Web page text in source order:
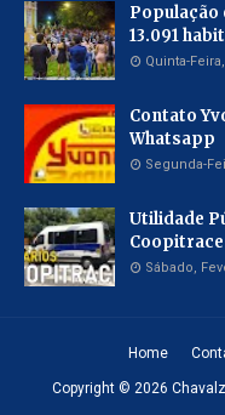
População
13.091
Quinta-
Contato
Whatsapp
Segunda-
Utilidade
Sábado,
Home
Copyright © 2026